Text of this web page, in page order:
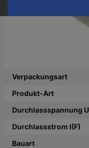
Verpackungsart
Produkt-Art
Durchlassspannung
Durchlassstrom I(F)
Bauart